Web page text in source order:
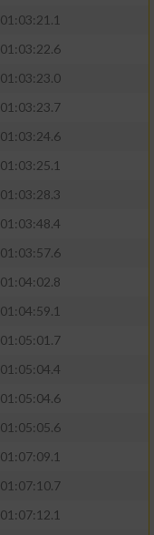
01:03:21.1
01:03:22.6
01:03:23.0
01:03:23.7
01:03:24.6
01:03:25.1
01:03:28.3
01:03:48.4
01:03:57.6
01:04:02.8
01:04:59.1
01:05:01.7
01:05:04.4
01:05:04.6
01:05:05.6
01:07:09.1
01:07:10.7
01:07:12.1